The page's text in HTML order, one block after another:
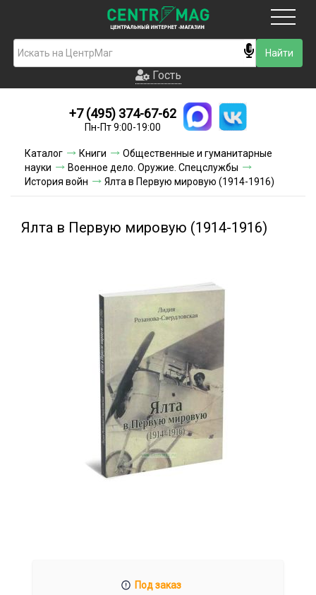
Гость
Новинки
Условия доставки
Условия оплаты
Гость
+7 (495) 374-67-62
Пн-Пт 9:00-19:00
Каталог Книги
Общественные и гуманитарные
науки
Военное дело. Оружие. Спецслужбы
История войн
Ялта в Первую мировую (1914-1916)
Ялта в Первую мировую (1914-1916)
Под заказ